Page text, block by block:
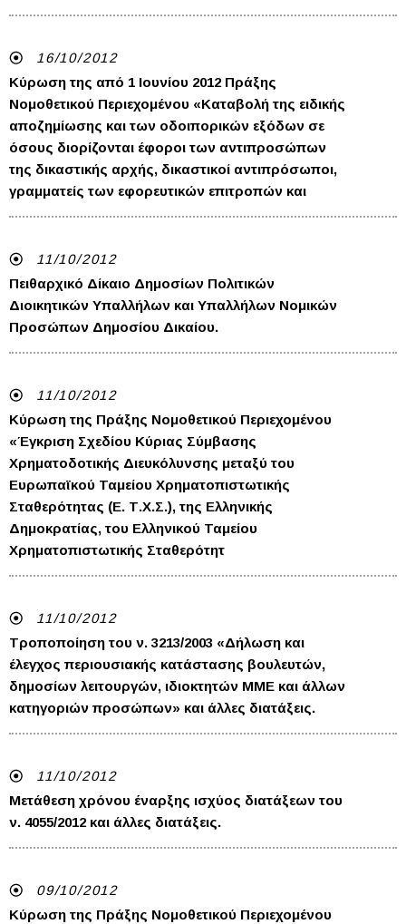
16/10/2012
Κύρωση της από 1 Ιουνίου 2012 Πράξης
Νομοθετικού Περιεχομένου «Καταβολή της ειδικής
αποζημίωσης και των οδοιπορικών εξόδων σε
όσους διορίζονται έφοροι των αντιπροσώπων
της δικαστικής αρχής, δικαστικοί αντιπρόσωποι,
γραμματείς των εφορευτικών επιτροπών και
11/10/2012
Πειθαρχικό Δίκαιο Δημοσίων Πολιτικών
Διοικητικών Υπαλλήλων και Υπαλλήλων Νομικών
Προσώπων Δημοσίου Δικαίου.
11/10/2012
Κύρωση της Πράξης Νομοθετικού Περιεχομένου
«Έγκριση Σχεδίου Κύριας Σύμβασης
Χρηματοδοτικής Διευκόλυνσης μεταξύ του
Ευρωπαϊκού Ταμείου Χρηματοπιστωτικής
Σταθερότητας (Ε. Τ.Χ.Σ.), της Ελληνικής
Δημοκρατίας, του Ελληνικού Ταμείου
Χρηματοπιστωτικής Σταθερότητ
11/10/2012
Τροποποίηση του ν. 3213/2003 «Δήλωση και
έλεγχος περιουσιακής κατάστασης βουλευτών,
δημοσίων λειτουργών, ιδιοκτητών MMΕ και άλλων
κατηγοριών προσώπων» και άλλες διατάξεις.
11/10/2012
Μετάθεση χρόνου έναρξης ισχύος διατάξεων του
ν. 4055/2012 και άλλες διατάξεις.
09/10/2012
Κύρωση της Πράξης Νομοθετικού Περιεχομένου